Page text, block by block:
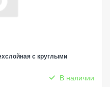
с круглыми
В наличии